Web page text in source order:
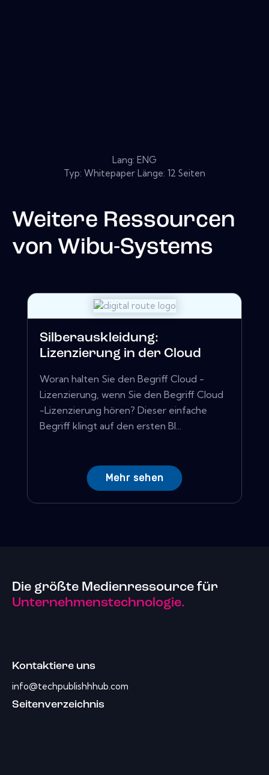
Lang: ENG
Typ: Whitepaper Länge: 12 Seiten
Weitere Ressourcen
von Wibu-Systems
Silberauskleidung:
Lizenzierung in der Cloud
Woran halten Sie den Begriff Cloud -
Lizenzierung, wenn Sie den Begriff Cloud
-Lizenzierung hören? Dieser einfache
Begriff klingt auf den ersten Bl...
Mehr sehen
Die größte Medienressource für
Unternehmenstechnologie.
Kontaktiere uns
info@techpublishhhub.com
Seitenverzeichnis